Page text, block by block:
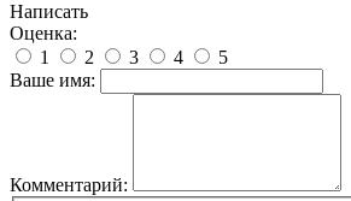
Написать
Оценка:
1
2 3 4
5
Ваше имя:
Комментарий: